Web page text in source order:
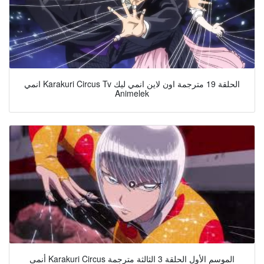
انمي Karakuri Circus Tv الحلقة 19 مترجمة اون لاين انمي ليك
Animelek
أنمى Karakuri Circus الموسم الأول الحلقة 3 الثالثة مترجمة